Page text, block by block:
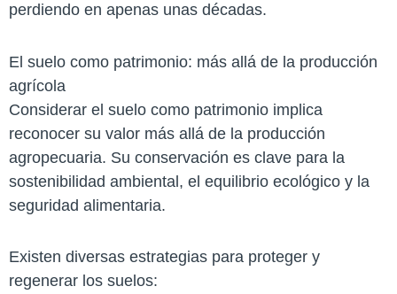
perdiendo en apenas unas décadas.
El suelo como patrimonio: más allá de la producción
agrícola
Considerar el suelo como patrimonio implica
reconocer su valor más allá de la producción
agropecuaria. Su conservación es clave para la
sostenibilidad ambiental, el equilibrio ecológico y la
seguridad alimentaria.
Existen diversas estrategias para proteger y
regenerar los suelos: